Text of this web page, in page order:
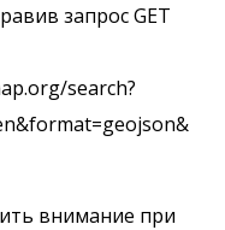
запрос GET
search?
внимание при